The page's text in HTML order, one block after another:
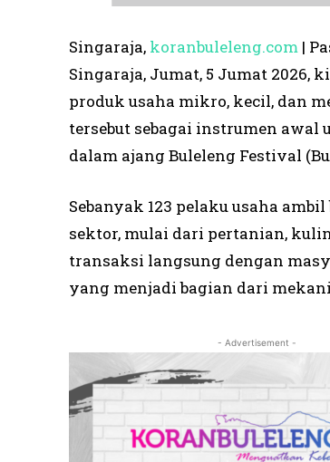
Singaraja, koranbuleleng.com |
Singaraja, Jumat, 5 Jumat
produk usaha mikro, kecil, dan
tersebut sebagai instrumen
dalam ajang Buleleng Festival
Sebanyak 123 pelaku usaha
sektor, mulai dari pertanian,
transaksi langsung dengan
yang menjadi bagian dari
- Advertisement -